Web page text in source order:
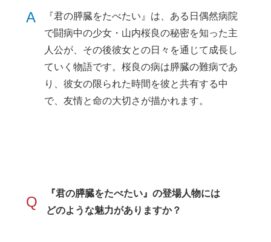
A
『君の膵臓をたべたい』は、ある日偶然病院
で闘病中の少女・山内桜良の秘密を知った主
人公が、その後彼女との日々を通じて成長し
ていく物語です。桜良の病は膵臓の難病であ
り、彼女の限られた時間を彼と共有する中
で、友情と命の大切さが描かれます。
Q
『君の膵臓をたべたい』の登場人物には
どのような魅力がありますか？